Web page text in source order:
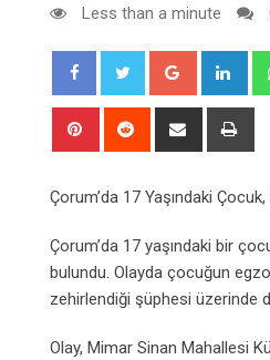
Less than a minute
Google+
Pinterest Reddit
Share
Çorum’da 17 Yaşındaki
Çorum’da 17 yaşındaki bir
bulundu. Olayda çocuğun
zehirlendiği şüphesi üzerinde
Olay, Mimar Sinan Mahallesi